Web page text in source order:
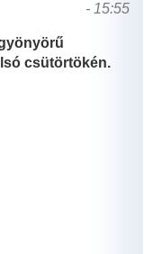
- 15:55
csütörtökén.